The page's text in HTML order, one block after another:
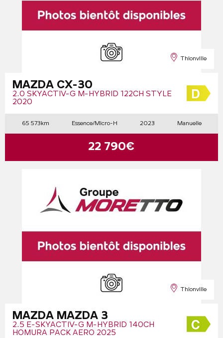
Thionville
MAZDA CX-30
2.0 SKYACTIV-G M-HYBRID 122CH STYLE
2020
65 573km Essence/Micro-H 2023 Manuelle
22 790€
Thionville
MAZDA MAZDA 3
2.5 E-SKYACTIV-G M-HYBRID 140CH
HOMURA PACK AERO 2025